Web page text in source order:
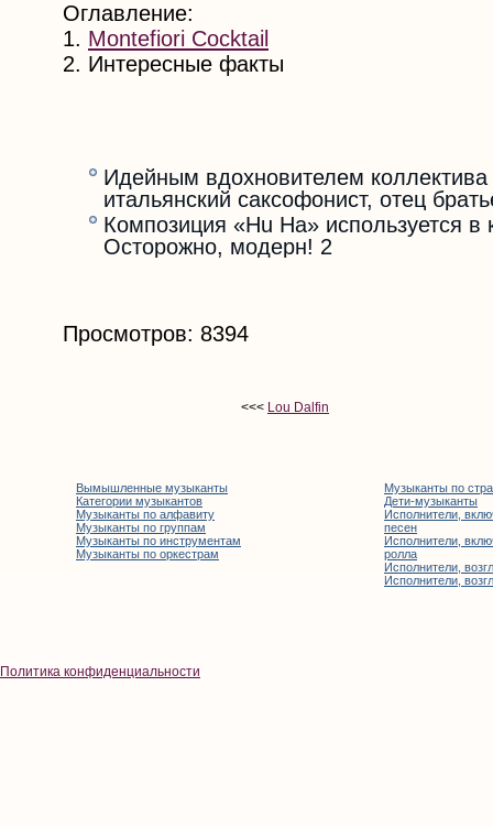
Оглавление:
1. Montefiori Cocktail
2. Интересные факты
Идейным вдохновителем
итальянский саксофонист, отец
Композиция «Hu Ha» используется
Осторожно, модерн! 2
Просмотров: 8394
<<< Lou Dalfin
Вымышленные музыканты
Категории музыкантов
Музыканты по алфавиту
Музыканты по группам
Музыканты по инструментам
Музыканты по оркестрам
Музыканты по
Дети-музыканты
Исполнители,
песен
Исполнители,
ролла
Исполнители,
Исполнители,
Политика конфиденциальности